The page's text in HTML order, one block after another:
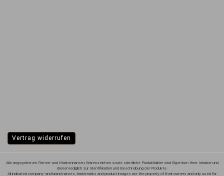
Vertrag widerrufen
Alle angegebenen Firmen- und Markennamen, Warenzeichen sowie sämtliche Produktbilder sind Eigentum Ihrer Inhaber und
dienen lediglich zur Identifikation und Beschreibung der Produkte.
All indicated company- and brand names, trademarks and product images are the property of their owners and only used for